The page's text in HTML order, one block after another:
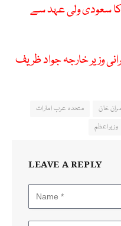
سعودی ولی عہد سے
وزیر خارجہ جواد ظریف
خان
متحدہ عرب امارات
وزیراعظم
LEAVE A REPLY